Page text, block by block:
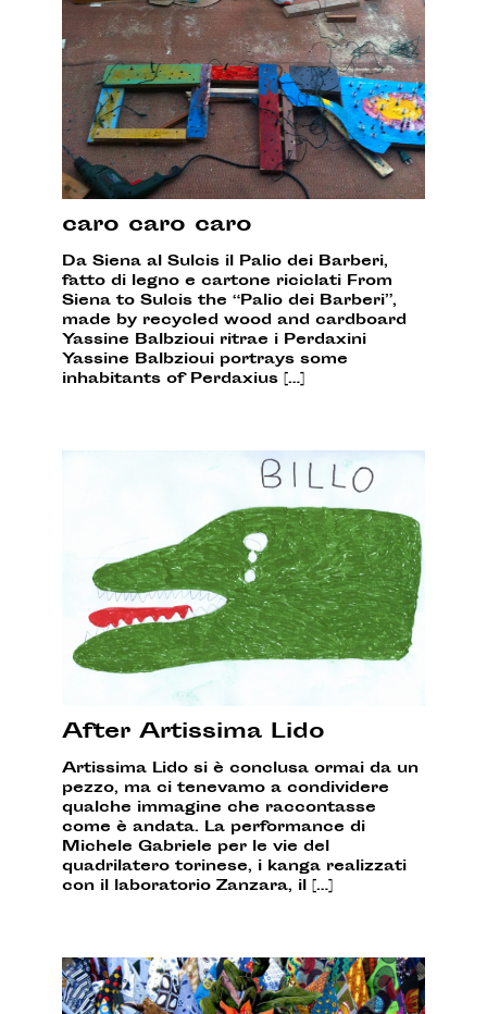
caro caro caro
Da Siena al Sulcis il Palio dei Barberi,
fatto di legno e cartone riciclati From
Siena to Sulcis the “Palio dei Barberi”,
made by recycled wood and cardboard
Yassine Balbzioui ritrae i Perdaxini
Yassine Balbzioui portrays some
inhabitants of Perdaxius […]
After Artissima Lido
Artissima Lido si è conclusa ormai da un
pezzo, ma ci tenevamo a condividere
qualche immagine che raccontasse
come è andata. La performance di
Michele Gabriele per le vie del
quadrilatero torinese, i kanga realizzati
con il laboratorio Zanzara, il […]